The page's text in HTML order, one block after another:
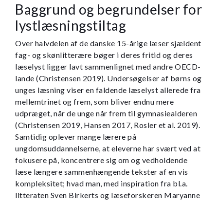
Baggrund og begrundelser for
lystlæsningstiltag
Over halvdelen af de danske 15-årige læser sjældent
fag- og skønlitterære bøger i deres fritid og deres
læselyst ligger lavt sammenlignet med andre OECD-
lande (Christensen 2019). Undersøgelser af børns og
unges læsning viser en faldende læselyst allerede fra
mellemtrinet og frem, som bliver endnu mere
udpræget, når de unge når frem til gymnasiealderen
(Christensen 2019, Hansen 2017, Rosler et al. 2019).
Samtidig oplever mange lærere på
ungdomsuddannelserne, at eleverne har svært ved at
fokusere på, koncentrere sig om og vedholdende
læse længere sammenhængende tekster af en vis
kompleksitet; hvad man, med inspiration fra bl.a.
litteraten Sven Birkerts og læseforskeren Maryanne